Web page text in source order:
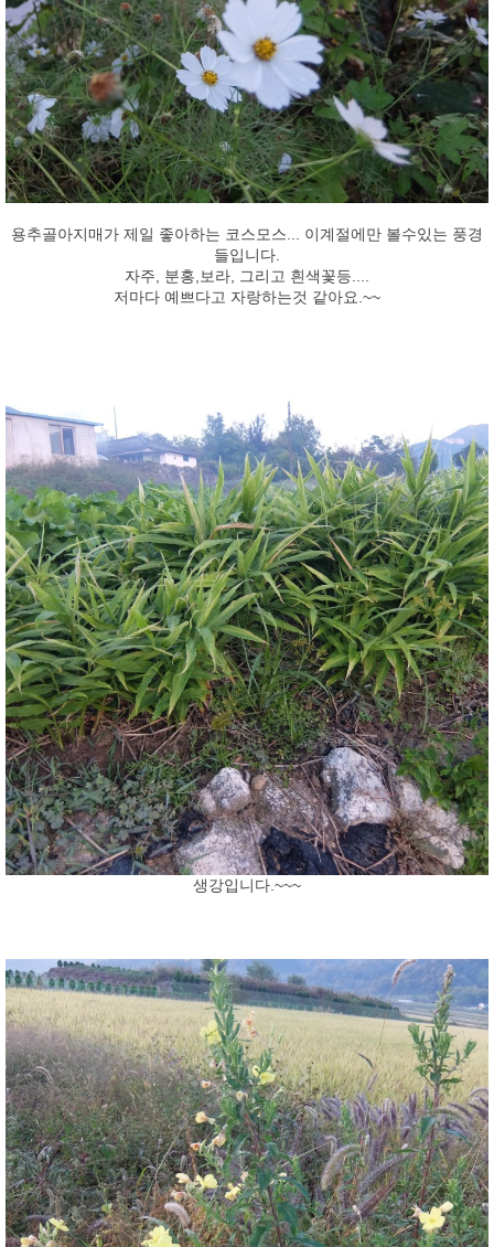
용추골아지매가 제일 좋아하는 코스모스... 이계절에만 볼수있는 풍경
들입니다.
자주, 분홍,보라, 그리고 흰색꽃등....
저마다 예쁘다고 자랑하는것 같아요.~~
생강입니다.~~~